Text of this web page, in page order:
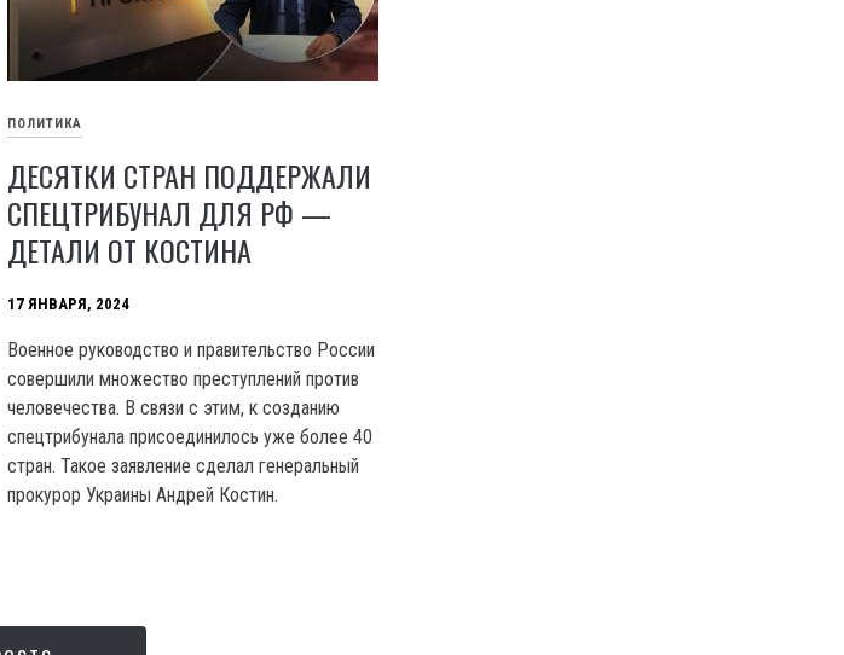
ПОЛИТИКА
ДЕСЯТКИ СТРАН ПОДДЕРЖАЛИ
СПЕЦТРИБУНАЛ ДЛЯ РФ —
ДЕТАЛИ ОТ КОСТИНА
17 ЯНВАРЯ, 2024
Военное руководство и правительство России
совершили множество преступлений против
человечества. В связи с этим, к созданию
спецтрибунала присоединилось уже более 40
стран. Такое заявление сделал генеральный
прокурор Украины Андрей Костин.